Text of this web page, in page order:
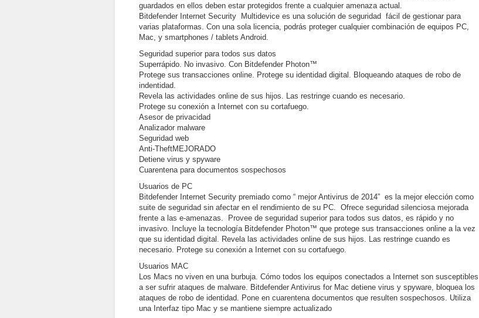
guardados en ellos deben estar protegidos frente a cualquier amenaza actual.
Bitdefender Internet Security Multidevice es una solución de seguridad fácil de gestionar para
varias plataformas. Con una sola licencia, podrás proteger cualquier combinación de equipos PC,
Mac, y smartphones / tablets Android.
Seguridad superior para todos sus datos
Superrápido. No invasivo. Con Bitdefender Photon™
Protege sus transacciones online. Protege su identidad digital. Bloqueando ataques de robo de
indentidad.
Revela las actividades online de sus hijos. Las restringe cuando es necesario.
Protege su conexión a Internet con su cortafuego.
Asesor de privacidad
Analizador malware
Seguridad web
Anti-TheftMEJORADO
Detiene virus y spyware
Cuarentena para documentos sospechosos
Usuarios de PC
Bitdefender Internet Security premiado como “ mejor Antivirus de 2014” es la mejor elección como
suite de seguridad sin afectar en el rendimiento de su PC. Ofrece seguridad silenciosa mejorada
frente a las e-amenazas. Provee de seguridad superior para todos sus datos, es rápido y no
invasivo. Incluye la tecnología Bitdefender Photon™ que protege sus transacciones online a la vez
que su identidad digital. Revela las actividades online de sus hijos. Las restringe cuando es
necesario. Protege su conexión a Internet con su cortafuego.
Usuarios MAC
Los Macs no viven en una burbuja. Cómo todos los equipos conectados a Internet son susceptibles
a ser sufrir ataques de malware. Bitdefender Antivirus for Mac detiene virus y spyware, bloquea los
ataques de robo de identidad. Pone en cuarentena documentos que resulten sospechosos. Utiliza
una Interfaz tipo Mac y se mantiene siempre actualizado